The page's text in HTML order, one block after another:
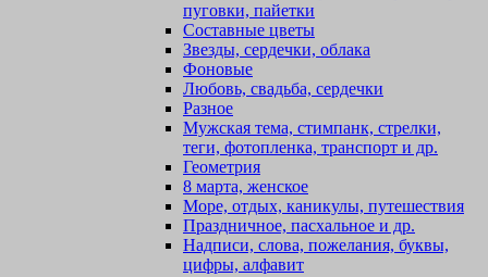
пуговки, пайетки
Составные цветы
Звезды, сердечки, облака
Фоновые
Любовь, свадьба, сердечки
Разное
Мужская тема, стимпанк, стрелки,
теги, фотопленка, транспорт и др.
Геометрия
8 марта, женское
Море, отдых, каникулы, путешествия
Праздничное, пасхальное и др.
Надписи, слова, пожелания, буквы,
цифры, алфавит